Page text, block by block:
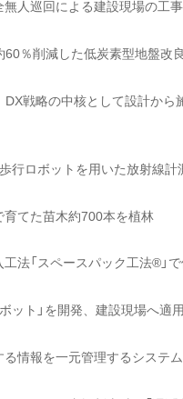
無人巡回による建設現場の工
％削減した低炭素型地盤改
戦略の中核として設計か
行ロボットを用いた放射線計
てた苗木約700本を植林
法「スペースパック工法®
ット」を開発、建設現場へ適
情報を一元管理するシステム